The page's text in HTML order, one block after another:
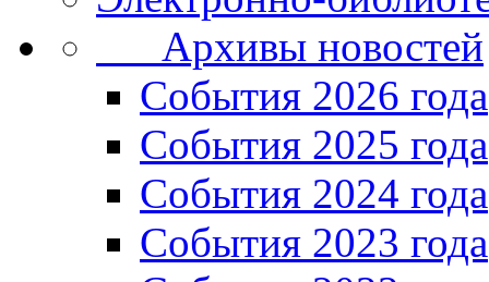
Архивы новостей
Cобытия 2026 года
События 2025 года
События 2024 года
События 2023 года